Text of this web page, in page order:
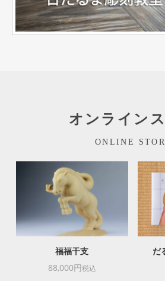
オンライン
ONLINE
福福干支
88,000円税込
だ